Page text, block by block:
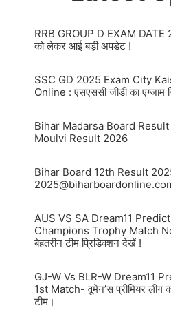
RRB GROUP D EXAM DATE
को लेकर आई बड़ी अपडेट !
SSC GD 2025 Exam City
Online : एसएससी जीडी का एग्जाम
Bihar Madarsa Board
Moulvi Result 2026
Bihar Board 12th Result
AUS VS SA Dream11
Champions Trophy Match
बेहतरीन टीम प्रिडिक्शन देखें !
GJ-W Vs BLR-W Dream11
1st Match- वूमेन’स प्रीमियर लीग
टीम।